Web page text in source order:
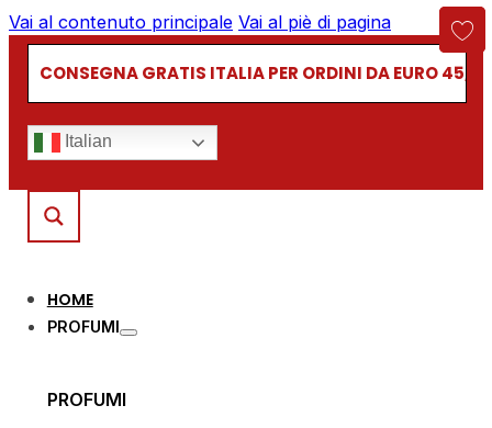
Vai al contenuto principale Vai al piè di pagina
CONSEGNA GRATIS ITALIA PER ORDINI DA EURO
Italian
HOME
PROFUMI
PROFUMI